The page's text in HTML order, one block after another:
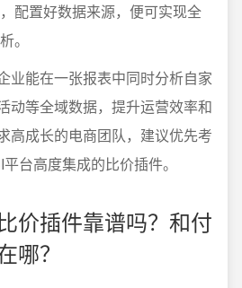
配置好数据来源，便可实现全
。
业能在一张报表中同时分析自家
动等全域数据，提升运营效率和
高成长的电商团队，建议优先考
台高度集成的比价插件。
价插件靠谱吗？和付
哪？